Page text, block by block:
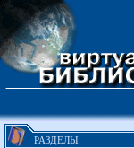
РАЗДЕЛЫ